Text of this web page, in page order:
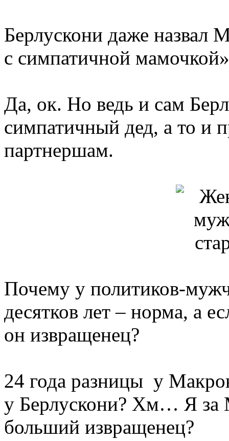
Берлускони даже
с симпатичной
Да, ок. Но ведь и сам
симпатичный дед, а то и
партнершам.
Почему у политиков-
десятков лет – норма, а
он извращенец?
24 года разницы у
у Берлускони? Хм… Я за
больший извращенец?